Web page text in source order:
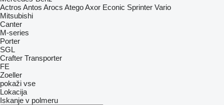
Actros Antos Arocs AtegoAxor Econic Sprinter Vario
Mitsubishi
Canter
M-series
Porter
SGL
Crafter Transporter
FE
Zoeller
pokaži vse
Lokacija
Iskanje v polmeru